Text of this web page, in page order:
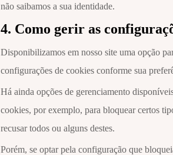
não saibamos a sua identidade.
4. Como gerir as
Disponibilizamos em nosso site uma opção
configurações de cookies conforme sua
Há ainda opções de gerenciamento
cookies, por exemplo, para bloquear certos
recusar todos ou alguns destes.
Porém, se optar pela configuração que